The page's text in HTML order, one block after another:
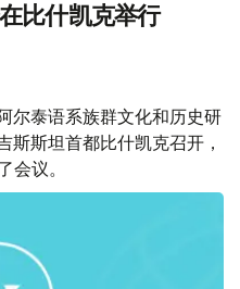
比什凯克举行
尔泰语系族群文化和历史研
斯斯坦首都比什凯克召开，
会议。